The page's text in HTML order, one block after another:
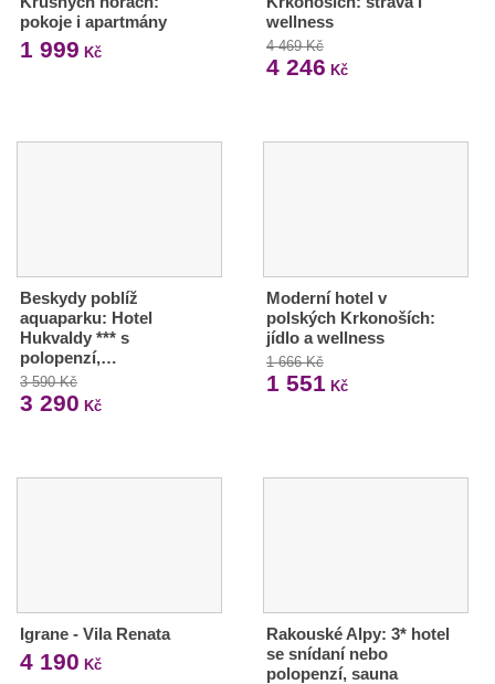
pokoje i apartmány
1 999 Kč
wellness
4 469 Kč
4 246 Kč
Beskydy poblíž
aquaparku: Hotel
Hukvaldy *** s
polopenzí,…
3 590 Kč
3 290 Kč
Moderní hotel v
polských Krkonoších:
jídlo a wellness
1 666 Kč
1 551 Kč
Igrane - Vila Renata
4 190 Kč
Rakouské Alpy: 3* hotel
se snídaní nebo
polopenzí, sauna